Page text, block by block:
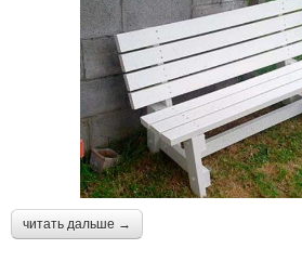
читать дальше →